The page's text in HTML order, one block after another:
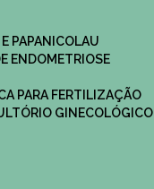
E PAPANICOLAU
ENDOMETRIOSE
PARA FERTILIZAÇÃO
GINECOLÓGICO